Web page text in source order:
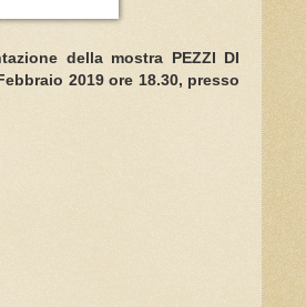
della mostra PEZZI DI
2019 ore 18.30, presso